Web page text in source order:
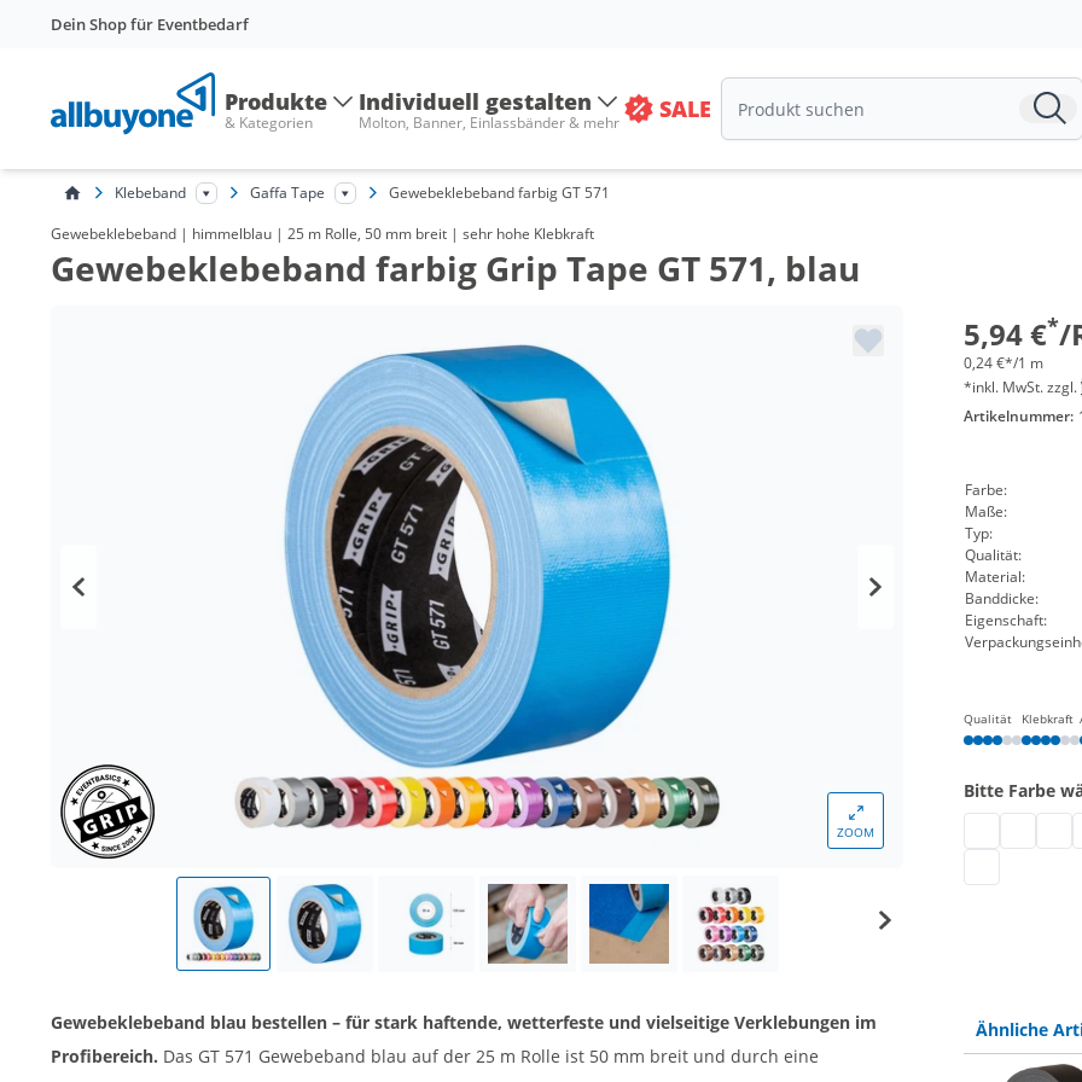
Dein Shop für Eventbedarf
Produkte
& Kategorien
Individuell gestalten
Molton, Banner, Einlassbänder & mehr SALE
Klebeband Gaffa Tape Gewebeklebeband farbig GT 571
Gewebeklebeband | himmelblau | 25 m Rolle, 50 mm breit | sehr hohe Klebkraft
Gewebeklebeband farbig Grip Tape GT 571, blau
ZOOM
5,94 €*/
ab 48
0,24 €*/1 m
*inkl. MwSt. zzgl.
Artikelnummer:
Farbe:
Maße:
Typ:
Qualität:
Material:
Banddicke:
Eigenschaft:
Qualität Klebkraft
Bitte Farbe
Gewebeklebeband blau bestellen – für stark haftende, wetterfeste und vielseitige Verklebungen im
Profibereich. Das GT 571 Gewebeband blau auf der 25 m Rolle ist 50 mm breit und durch eine
Ähnliche